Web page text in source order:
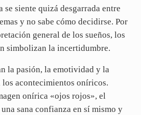
se siente quizá desgarrada entre
y no sabe cómo decidirse. Por
general de los sueños, los
simbolizan la incertidumbre.
la pasión, la emotividad y la
acontecimientos oníricos.
onírica «ojos rojos», el
sana confianza en sí mismo y